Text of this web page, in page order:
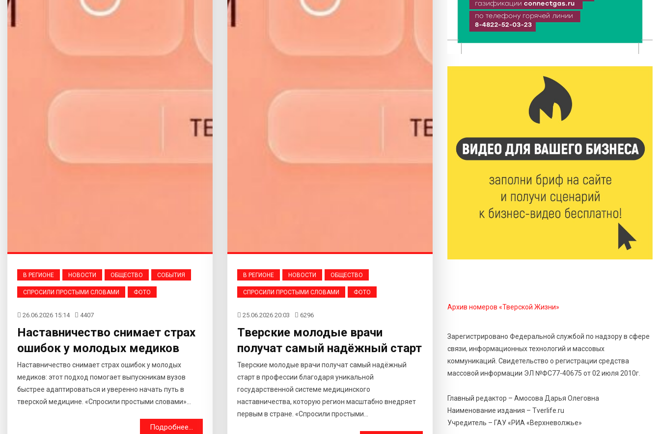
В РЕГИОНЕ НОВОСТИ ОБЩЕСТВО СОБЫТИЯ
СПРОСИЛИ ПРОСТЫМИ СЛОВАМИ ФОТО
26.06.2026 15:14 4407
​Наставничество снимает страх
ошибок у молодых медиков
​Наставничество снимает страх ошибок у молодых
медиков: этот подход помогает выпускникам вузов
быстрее адаптироваться и уверенно начать путь в
тверской медицине. ​«Спросили простыми словами»...
Подробнее...
В РЕГИОНЕ НОВОСТИ ОБЩЕСТВО
СПРОСИЛИ ПРОСТЫМИ СЛОВАМИ ФОТО
25.06.2026 20:03 6296
Тверские молодые врачи
получат самый надёжный старт
​Тверские молодые врачи получат самый надёжный
старт в профессии благодаря уникальной
государственной системе медицинского
наставничества, которую регион масштабно внедряет
первым в стране. «Спросили простыми...
От Твери до Москвы: выставка художника
Владимира Васильева о героях СВО проходит в РГБ
157
Мультфильм своими руками: в Твери дети сняли
ленту по мотивам басни «Карась»
Виталий Королев: Тверская область станет
Рынок труда 2026: где в Тверской области самые
высокие зарплаты и как изменились доходы
компенсируют ипотеку
студенческий актив ТвГМУ посетил культурную
6 Авг 2026 11:31 248
Уйти красиво: как жители Твери расстаются с
работодателями
В Твери обновили отделение гнойной хирургии
6 Авг 2026 11:01 226
Архив номеров «Тверской Жизни»
Зарегистрировано Федеральной службой по надзору в сфере
связи, информационных технологий и массовых
коммуникаций. Свидетельство о регистрации средства
массовой информации ЭЛ №ФС77-40675 от 02 июля 2010г.
Главный редактор – Амосова Дарья Олеговна
Наименование издания – Tverlife.ru
Учредитель – ГАУ «РИА «Верхневолжье»